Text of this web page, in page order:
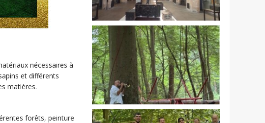
nécessaires à
et différents
matières.
forêts, peinture